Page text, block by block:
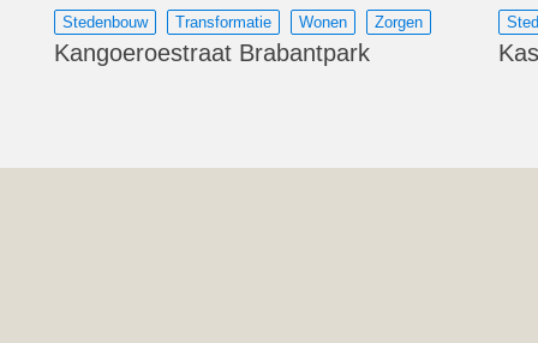
Stedenbouw Transformatie Wonen Zorgen
Kangoeroestraat Brabantpark